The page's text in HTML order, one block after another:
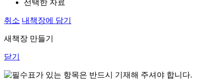
선택한 자료
취소 내책장에 담기
새책장 만들기
닫기
표가 있는 항목은 반드시 기재해 주셔야 합니다.